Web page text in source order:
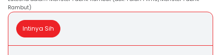
Rambut)
Intinya Sih